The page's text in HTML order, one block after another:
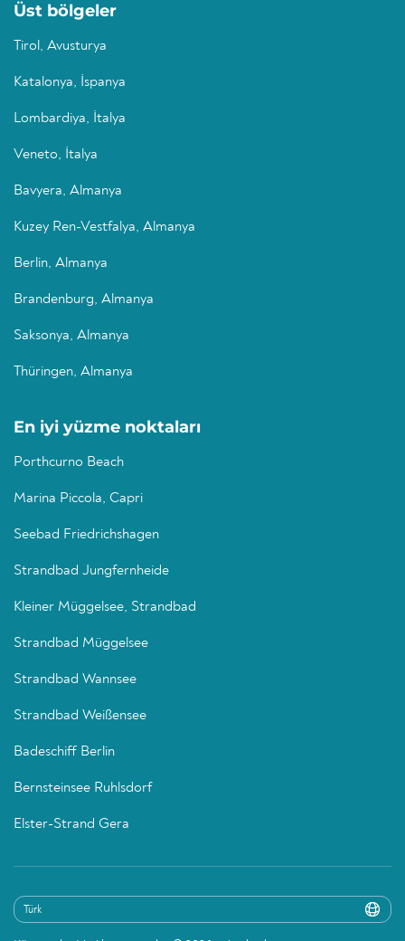
Üst bölgeler
Tirol, Avusturya
Katalonya, İspanya
Lombardiya, İtalya
Veneto, İtalya
Bavyera, Almanya
Kuzey Ren-Vestfalya, Almanya
Berlin, Almanya
Brandenburg, Almanya
Saksonya, Almanya
Thüringen, Almanya
En iyi yüzme noktaları
Porthcurno Beach
Marina Piccola, Capri
Seebad Friedrichshagen
Strandbad Jungfernheide
Kleiner Müggelsee, Strandbad
Strandbad Müggelsee
Strandbad Wannsee
Strandbad Weißensee
Badeschiff Berlin
Bernsteinsee Ruhlsdorf
Elster-Strand Gera